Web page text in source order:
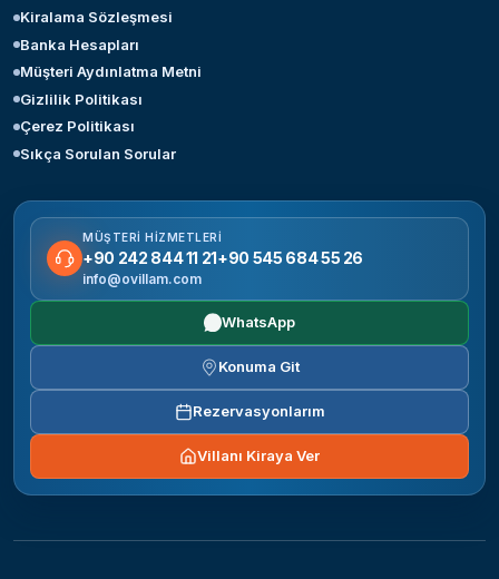
Kiralama Sözleşmesi
Banka Hesapları
Müşteri Aydınlatma Metni
Gizlilik Politikası
Çerez Politikası
Sıkça Sorulan Sorular
MÜŞTERI HIZMETLERI
+90 242 844 11 21+90 545 684 55 26
info@ovillam.com
WhatsApp
Konuma Git
Rezervasyonlarım
Villanı Kiraya Ver